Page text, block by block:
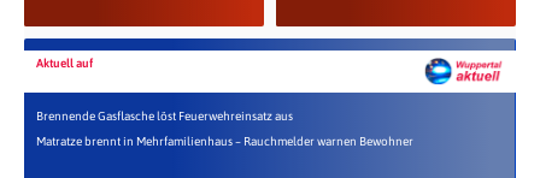
Aktuell auf
Brennende Gasflasche löst Feuerwehreinsatz aus
Matratze brennt in Mehrfamilienhaus – Rauchmelder warnen Bewohner